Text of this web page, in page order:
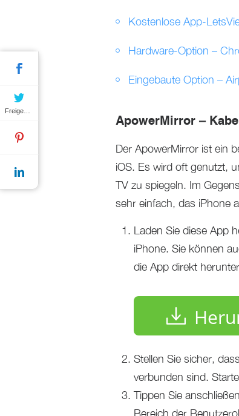
Kostenlose App-
Hardware-Option –
Eingebaute Option –
ApowerMirror –
Der ApowerMirror ist ein
iOS. Es wird oft genutzt,
TV zu spiegeln. Im
sehr einfach, das iPhone
Laden Sie diese App
iPhone. Sie können
die App direkt
Stellen Sie sicher,
verbunden sind.
Tippen Sie
Bereich der